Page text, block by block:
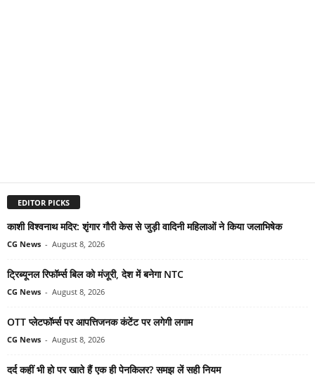
EDITOR PICKS
काशी विश्वनाथ मदिर: शृंगार गौरी केस से जुड़ी वादिनी महिलाओं ने किया जलाभिषेक
CG News - August 8, 2026
ट्रिब्यूनल रिफॉर्म्स बिल को मंजूरी, देश में बनेगा NTC
CG News - August 8, 2026
OTT प्लेटफॉर्म्स पर आपत्तिजनक कंटेंट पर लगेगी लगाम
CG News - August 8, 2026
दर्द कहीं भी हो पर खाते हैं एक ही पेनकिलर? समझ लें सही नियम